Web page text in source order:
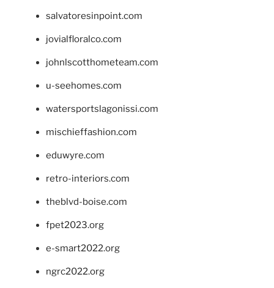
salvatoresinpoint.com
jovialfloralco.com
johnlscotthometeam.com
u-seehomes.com
watersportslagonissi.com
mischieffashion.com
eduwyre.com
retro-interiors.com
theblvd-boise.com
fpet2023.org
e-smart2022.org
ngrc2022.org